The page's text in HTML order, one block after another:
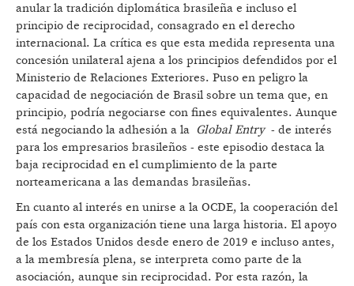
anular la tradición diplomática brasileña e incluso el
principio de reciprocidad, consagrado en el derecho
internacional. La crítica es que esta medida representa una
concesión unilateral ajena a los principios defendidos por el
Ministerio de Relaciones Exteriores. Puso en peligro la
capacidad de negociación de Brasil sobre un tema que, en
principio, podría negociarse con fines equivalentes. Aunque
está negociando la adhesión a la Global Entry- de interés
para los empresarios brasileños - este episodio destaca la
baja reciprocidad en el cumplimiento de la parte
norteamericana a las demandas brasileñas.
En cuanto al interés en unirse a la OCDE, la cooperación del
país con esta organización tiene una larga historia. El apoyo
de los Estados Unidos desde enero de 2019 e incluso antes,
a la membresía plena, se interpreta como parte de la
asociación, aunque sin reciprocidad. Por esta razón, la